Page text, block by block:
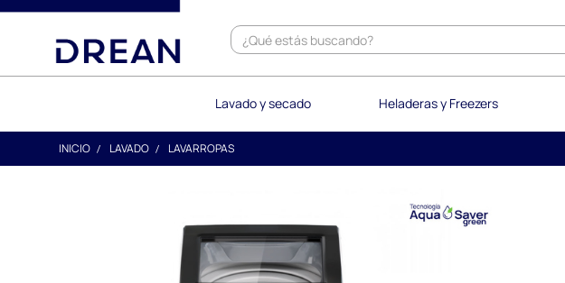
text.skipToContent
text.skipToNavigation
Lavado y secado Heladeras y Freezers
INICIO LAVADO LAVARROPAS